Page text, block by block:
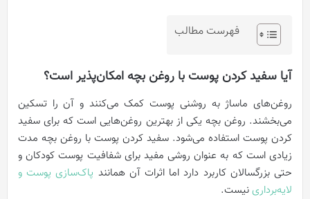
فهرست مطالب
آیا سفید کردن پوست با روغن بچه امکان‌پذیر است؟
روغن‌های ماساژ به روشنی پوست کمک می‌کنند و آن را تسکین
می‌بخشند. روغن بچه یکی از بهترین روغن‌هایی است که برای سفید
کردن پوست استفاده می‌شود. سفید کردن پوست با روغن بچه مدت
زیادی است که به عنوان روشی مفید برای شفافیت پوست کودکان و
حتی بزرگسالان کاربرد دارد اما اثرات آن همانند پاک‌سازی پوست و
لایه‌بردارینیست.